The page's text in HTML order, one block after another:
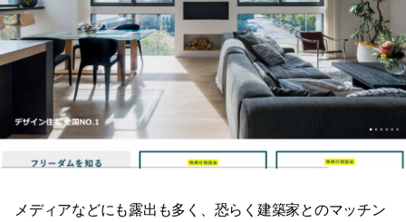
メディアなどにも露出も多く、恐らく建築家とのマッチン